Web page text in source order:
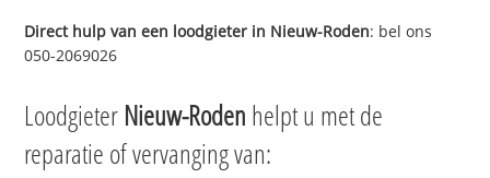
Direct hulp van een loodgieter in Nieuw-Roden: bel ons
050-2069026
Loodgieter Nieuw-Roden helpt u met de
reparatie of vervanging van: